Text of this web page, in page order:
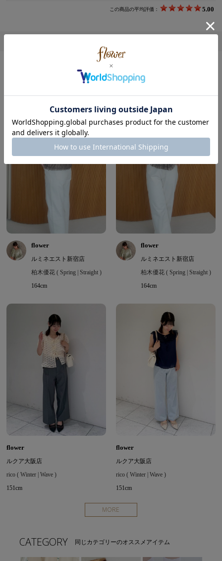
この商品の平均評価： 5.00
この商品を使用したコーディネート
flower
ルミネエスト新宿店
柏木優花 ( Spring | Straight )
164cm
flower
ルミネエスト新宿店
柏木優花 ( Spring | Straight )
164cm
flower
ルクア大阪店
rico ( Winter | Wave )
151cm
flower
ルクア大阪店
rico ( Winter | Wave )
151cm
MORE
CATEGORY 同じカテゴリーのオススメアイテム